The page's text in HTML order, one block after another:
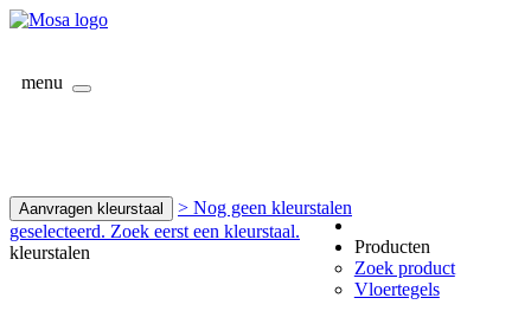
menu
Aanvragen kleurstaal
> Nog geen kleurstalen
geselecteerd. Zoek eerst een kleurstaal.
kleurstalen
Producten
Zoek product
Vloertegels